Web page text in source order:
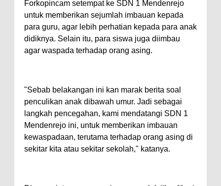
Forkopincam setempat ke SDN 1 Mendenrejo
untuk memberikan sejumlah imbauan kepada
para guru, agar lebih perhatian kepada para anak
didiknya. Selain itu, para siswa juga diimbau
agar waspada terhadap orang asing.
"Sebab belakangan ini kan marak berita soal
penculikan anak dibawah umur. Jadi sebagai
langkah pencegahan, kami mendatangi SDN 1
Mendenrejo ini, untuk memberikan imbauan
kewaspadaan, terutama terhadap orang asing di
sekitar kita atau sekitar sekolah," katanya.